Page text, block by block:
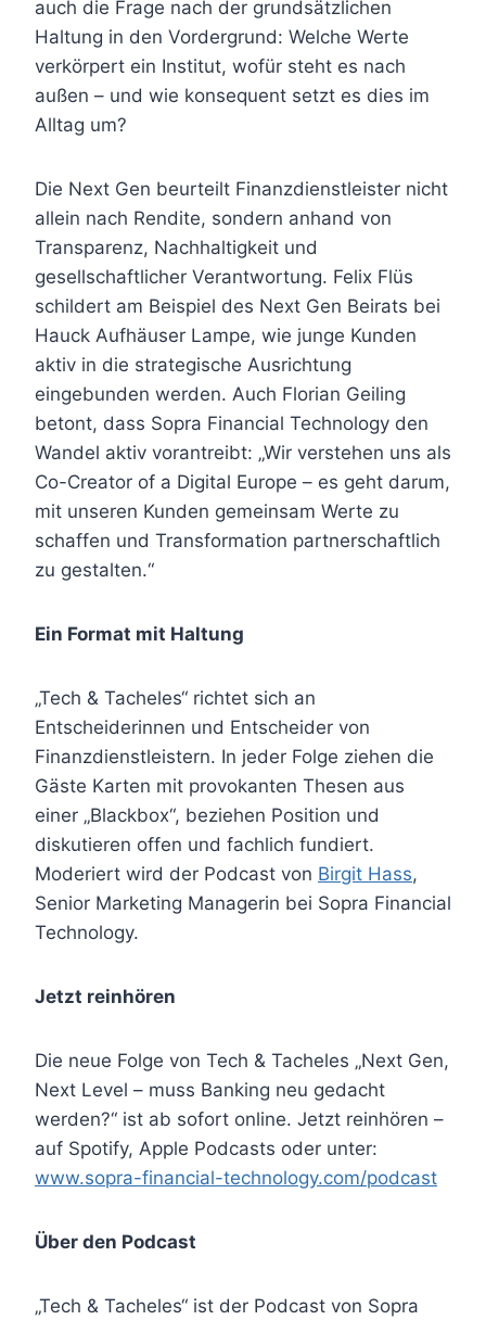
auch die Frage nach der grundsätzlichen
Haltung in den Vordergrund: Welche Werte
verkörpert ein Institut, wofür steht es nach
außen – und wie konsequent setzt es dies im
Alltag um?
Die Next Gen beurteilt Finanzdienstleister nicht
allein nach Rendite, sondern anhand von
Transparenz, Nachhaltigkeit und
gesellschaftlicher Verantwortung. Felix Flüs
schildert am Beispiel des Next Gen Beirats bei
Hauck Aufhäuser Lampe, wie junge Kunden
aktiv in die strategische Ausrichtung
eingebunden werden. Auch Florian Geiling
betont, dass Sopra Financial Technology den
Wandel aktiv vorantreibt: „Wir verstehen uns als
Co-Creator of a Digital Europe – es geht darum,
mit unseren Kunden gemeinsam Werte zu
schaffen und Transformation partnerschaftlich
zu gestalten.“
Ein Format mit Haltung
„Tech & Tacheles“ richtet sich an
Entscheiderinnen und Entscheider von
Finanzdienstleistern. In jeder Folge ziehen die
Gäste Karten mit provokanten Thesen aus
einer „Blackbox“, beziehen Position und
diskutieren offen und fachlich fundiert.
Moderiert wird der Podcast von Birgit Hass,
Senior Marketing Managerin bei Sopra Financial
Technology.
Jetzt reinhören
Die neue Folge von Tech & Tacheles „Next Gen,
Next Level – muss Banking neu gedacht
werden?“ ist ab sofort online. Jetzt reinhören –
auf Spotify, Apple Podcasts oder unter:
www.sopra-financial-technology.com/podcast
Über den Podcast
„Tech & Tacheles“ ist der Podcast von Sopra